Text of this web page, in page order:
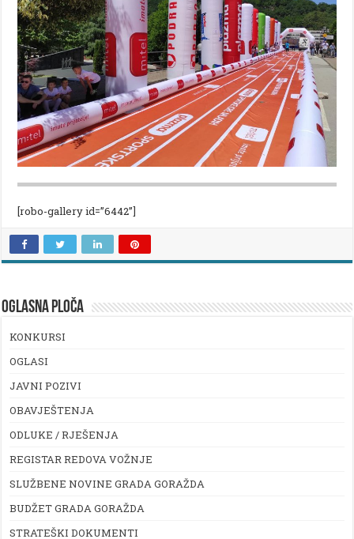
[robo-gallery id=”6442”]
OGLASNA PLOČA
KONKURSI
OGLASI
JAVNI POZIVI
OBAVJEŠTENJA
ODLUKE / RJEŠENJA
REGISTAR REDOVA VOŽNJE
SLUŽBENE NOVINE GRADA GORAŽDA
BUDŽET GRADA GORAŽDA
STRATEŠKI DOKUMENTI